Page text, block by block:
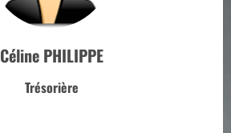
Céline PHILIPPE
Trésorière